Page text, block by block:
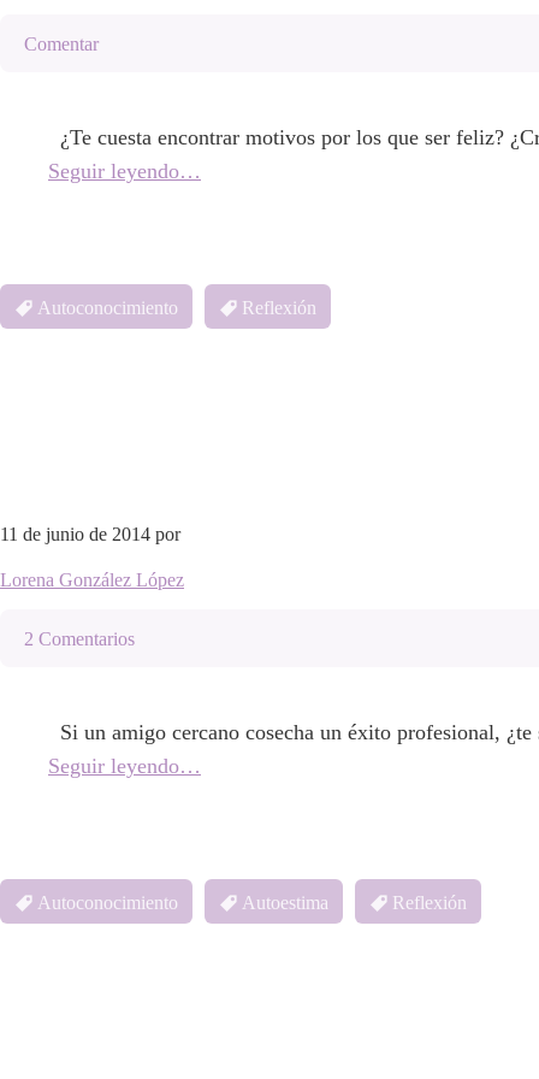
Comentar
¿Te cuesta encontrar motivos por los que ser feliz?
Seguir leyendo…
Autoconocimiento Reflexión
11 de junio de 2014 por
Lorena González López
2 Comentarios
Si un amigo cercano cosecha un éxito profesional,
Seguir leyendo…
Autoconocimiento Autoestima Reflexión